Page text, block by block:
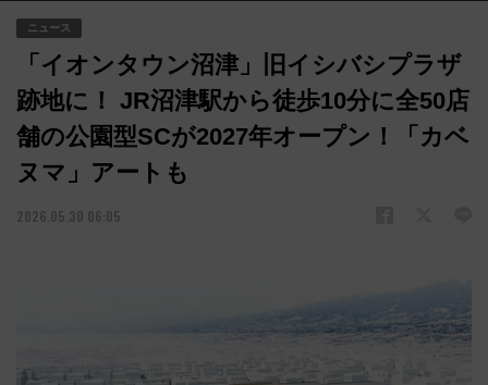
ニュース
「イオンタウン沼津」旧イシバシプラザ
跡地に！ JR沼津駅から徒歩10分に全50店
舗の公園型SCが2027年オープン！「カベ
ヌマ」アートも
2026.05.30 06:05